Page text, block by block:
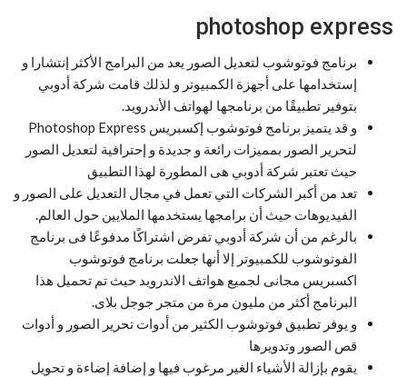
photoshop express
برنامج فوتوشوب لتعديل الصور يعد من البرامج الأكثر إنتشارا و
إستخدامها على أجهزة الكمبيوتر و لذلك قامت شركة أدوبي
بتوفير تطبيقًا من برنامجها لهواتف الأندرويد.
و قد يتميز برنامج فوتوشوب إكسبريس Photoshop Express
لتحرير الصور بمميزات رائعة و جديدة و إحترافية لتعديل الصور
حيث تعتبر شركة أدوبي هى المطورة لهذا التطبيق
تعد من أكبر الشركات التي تعمل في مجال التعديل على الصور و
الفيديوهات حيث أن برامجها يستخدمها الملايين حول العالم.
بالرغم من أن شركة أدوبي تفرض اشتراكًا مدفوعًا فى برنامج
الفوتوشوب للكمبيوتر إلا أنها جعلت برنامج فوتوشوب
اكسبريس مجانى لجميع هواتف الاندرويد حيث تم تحميل هذا
البرنامج أكثر من مليون مرة من متجر جوجل بلاى.
و يوفر تطبيق فوتوشوب الكثير من أدوات تحرير الصور و أدوات
قص الصور وتدويرها
يقوم بإزالة الأشياء الغير مرغوب فيها و إضافة إضاءة و تحويل